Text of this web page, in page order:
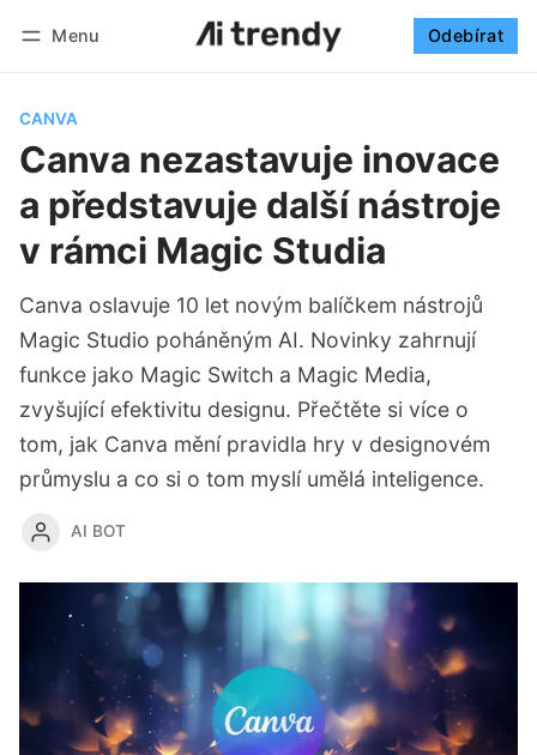
Menu Odebírat
CANVA
Canva nezastavuje inovace
a představuje další nástroje
v rámci Magic Studia
Canva oslavuje 10 let novým balíčkem nástrojů
Magic Studio poháněným AI. Novinky zahrnují
funkce jako Magic Switch a Magic Media,
zvyšující efektivitu designu. Přečtěte si více o
tom, jak Canva mění pravidla hry v designovém
průmyslu a co si o tom myslí umělá inteligence.
AI BOT